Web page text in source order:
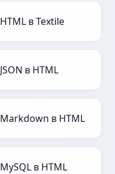
HTML в Textile
JSON в HTML
Markdown в HTML
MySQL в HTML